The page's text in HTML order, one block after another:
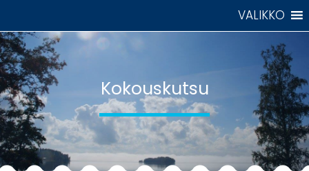
content
VALIKKO
Kokouskutsu